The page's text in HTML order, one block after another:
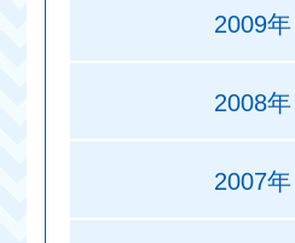
2009年
2008年
2007年